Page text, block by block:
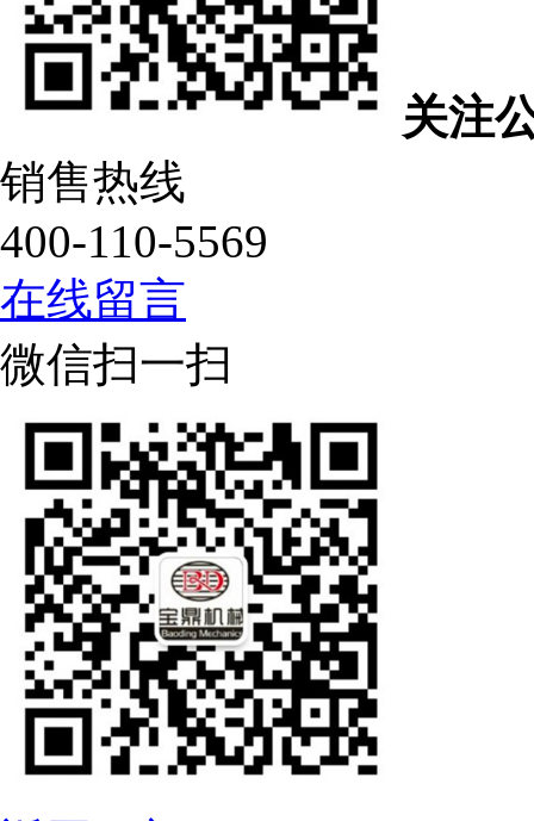
关注
销售热线
400-110-5569
在线留言
微信扫一扫